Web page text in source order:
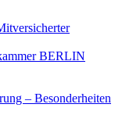
BERLIN
– Besonderheiten